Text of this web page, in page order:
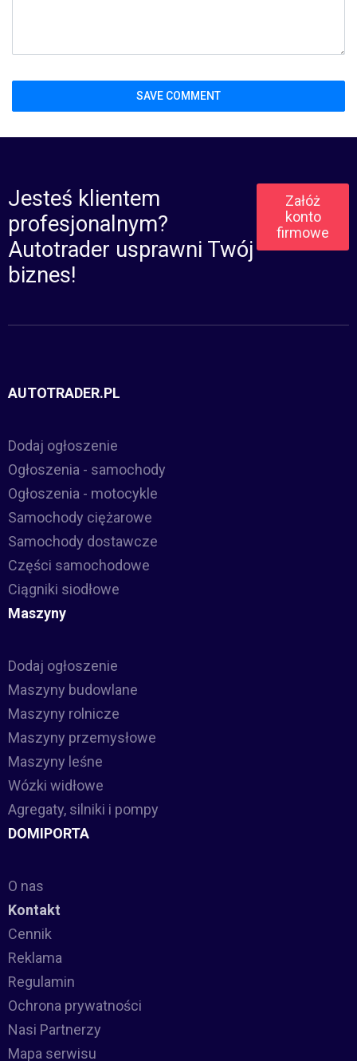
Jesteś klientem
profesjonalnym?
Autotrader usprawni Twój
biznes!
Załóż
konto
firmowe
AUTOTRADER.PL
Dodaj ogłoszenie
Ogłoszenia - samochody
Ogłoszenia - motocykle
Samochody ciężarowe
Samochody dostawcze
Części samochodowe
Ciągniki siodłowe
Maszyny
Dodaj ogłoszenie
Maszyny budowlane
Maszyny rolnicze
Maszyny przemysłowe
Maszyny leśne
Wózki widłowe
Agregaty, silniki i pompy
DOMIPORTA
O nas
Kontakt
Cennik
Reklama
Regulamin
Ochrona prywatności
Nasi Partnerzy
Mapa serwisu